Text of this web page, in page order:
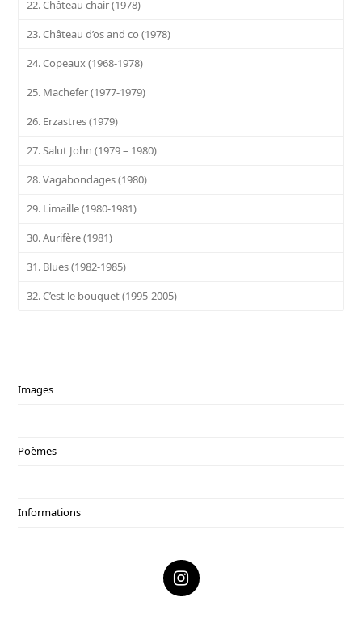
22. Château chair (1978)
23. Château d’os and co (1978)
24. Copeaux (1968-1978)
25. Machefer (1977-1979)
26. Erzastres (1979)
27. Salut John (1979 – 1980)
28. Vagabondages (1980)
29. Limaille (1980-1981)
30. Aurifère (1981)
31. Blues (1982-1985)
32. C’est le bouquet (1995-2005)
Images
Poèmes
Informations
I
n